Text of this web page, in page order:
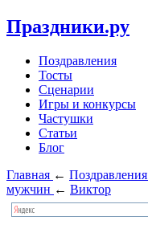
Праздники.ру
Поздравления
Тосты
Сценарии
Игры и конкурсы
Частушки
Статьи
Блог
Главная ← Поздравления
мужчин ← Виктор